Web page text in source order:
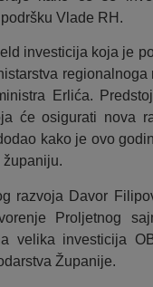
Vlade RH.
investicija koja je
Erlića.
će osigurati nova
kako je ovo
županiju.
razvoja Davor
Proljetnog
velika investicija
Županije.